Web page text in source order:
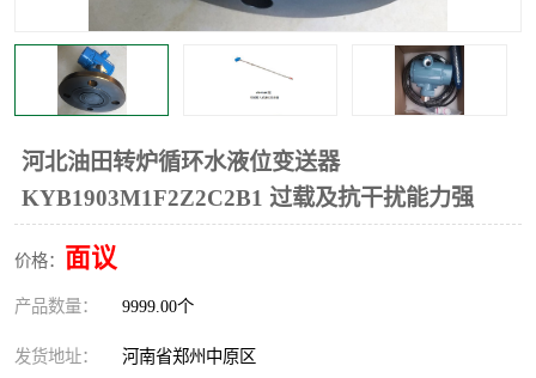
河北油田转炉循环水液位变送器
KYB1903M1F2Z2C2B1 过载及抗干扰能力强
价格： 面议
产品数量： 9999.00个
发货地址： 河南省郑州中原区